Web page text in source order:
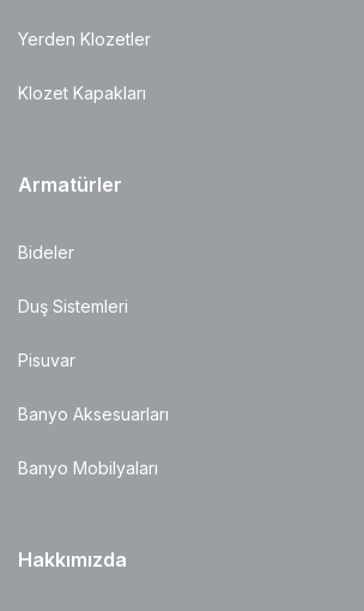
Yerden Klozetler
Klozet Kapakları
Armatürler
Bideler
Duş Sistemleri
Pisuvar
Banyo Aksesuarları
Banyo Mobilyaları
Hakkımızda